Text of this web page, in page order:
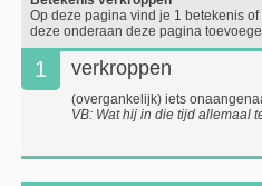
Op deze pagina vind je 1 betekenis
deze onderaan deze pagina
1 verkroppen
(overgankelijk) iets
VB: Wat hij in die tijd allemaal